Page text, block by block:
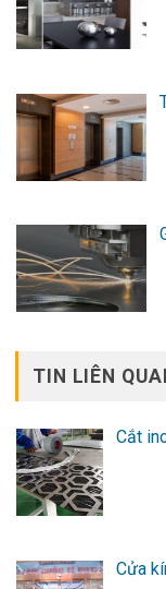
TIN LIÊN
Cắt
Cửa